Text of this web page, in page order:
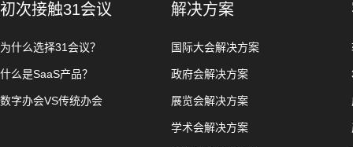
初次接触31会议
为什么选择31会议？
什么是SaaS产品？
数字办会VS传统办会
解决方案
国际大会解决方案
政府会解决方案
展览会解决方案
学术会解决方案